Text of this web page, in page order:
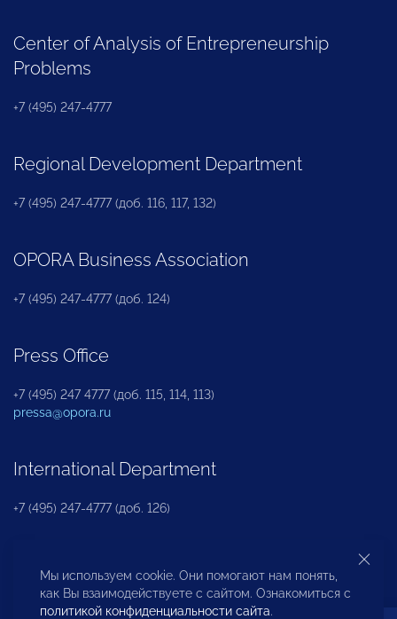
Center of Analysis of Entrepreneurship
Problems
+7 (495) 247-4777
Regional Development Department
+7 (495) 247-4777 (доб. 116, 117, 132)
OPORA Business Association
+7 (495) 247-4777 (доб. 124)
Press Office
+7 (495) 247 4777 (доб. 115, 114, 113)
pressa@opora.ru
International Department
+7 (495) 247-4777 (доб. 126)
Business and Investment Rights Protection
Department
Мы используем cookie. Они помогают нам понять,
как Вы взаимодействуете с сайтом. Ознакомиться с
политикой конфиденциальности сайта.